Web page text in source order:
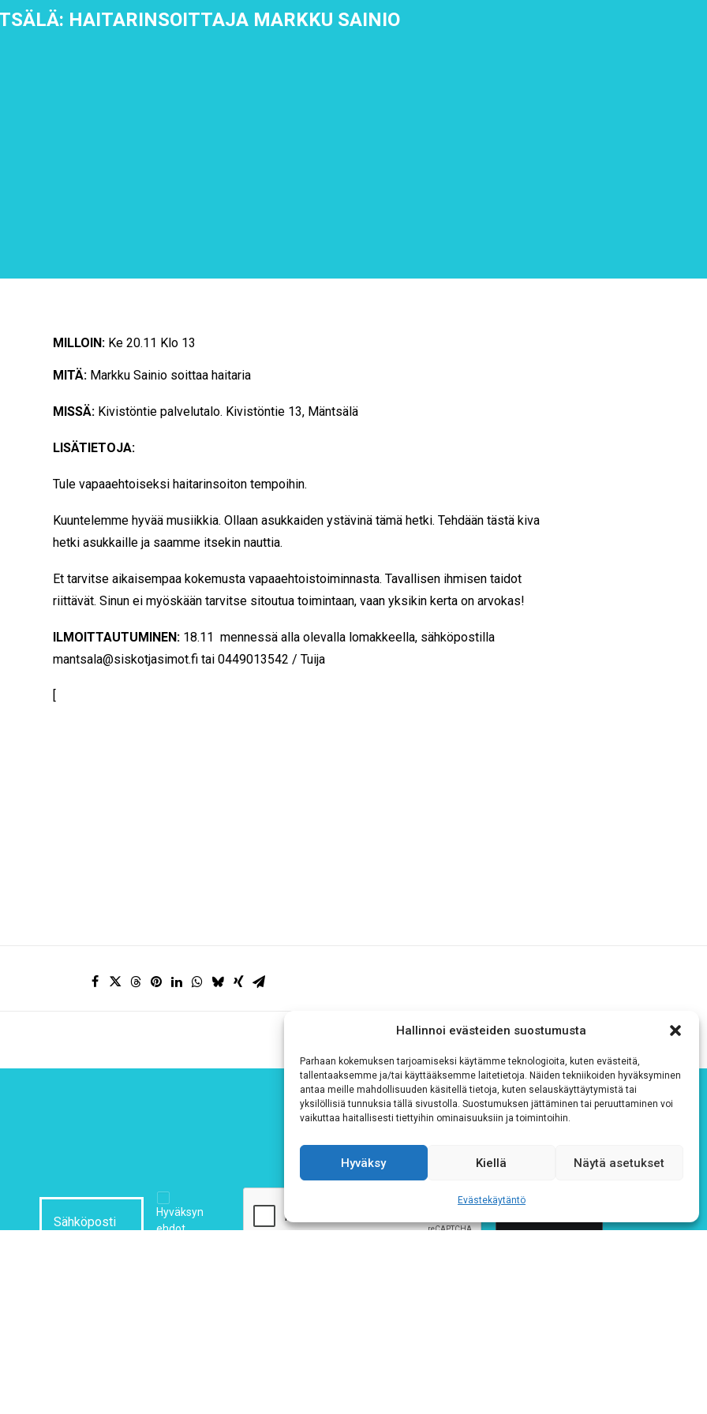
Hallinnoi evästeiden suostumusta
Parhaan kokemuksen tarjoamiseksi käytämme teknologioita, kuten evästeitä,
tallentaaksemme ja/tai käyttääksemme laitetietoja. Näiden tekniikoiden hyväksyminen
antaa meille mahdollisuuden käsitellä tietoja, kuten selauskäyttäytymistä tai
yksilöllisiä tunnuksia tällä sivustolla. Suostumuksen jättäminen tai peruuttaminen voi
vaikuttaa haitallisesti tiettyihin ominaisuuksiin ja toimintoihin.
Hyväksy Kiellä Näytä asetukset
Evästekäytäntö
HAITARINSOITTAJA MARKKU SAINIO
MILLOIN: Ke 20.11 Klo 13
MITÄ: Markku Sainio soittaa haitaria
MISSÄ: Kivistöntie palvelutalo. Kivistöntie 13, Mäntsälä
LISÄTIETOJA:
Tule vapaaehtoiseksi haitarinsoiton tempoihin.
Kuuntelemme hyvää musiikkia. Ollaan asukkaiden ystävinä tämä hetki. Tehdään tästä kiva
hetki asukkaille ja saamme itsekin nauttia.
Et tarvitse aikaisempaa kokemusta vapaaehtoistoiminnasta. Tavallisen ihmisen taidot
riittävät. Sinun ei myöskään tarvitse sitoutua toimintaan, vaan yksikin kerta on arvokas!
ILMOITTAUTUMINEN: 18.11 mennessä alla olevalla lomakkeella, sähköpostilla
mantsala@siskotjasimot.fi tai 0449013542 / Tuija
[
Hyväksyn
ehdot